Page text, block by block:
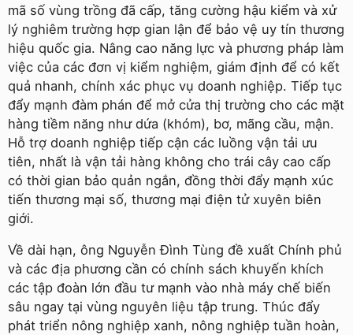
mã số vùng trồng đã cấp, tăng cường hậu kiểm và xử
lý nghiêm trường hợp gian lận để bảo vệ uy tín thương
hiệu quốc gia. Nâng cao năng lực và phương pháp làm
việc của các đơn vị kiểm nghiệm, giám định để có kết
quả nhanh, chính xác phục vụ doanh nghiệp. Tiếp tục
đẩy mạnh đàm phán để mở cửa thị trường cho các mặt
hàng tiềm năng như dứa (khóm), bơ, mãng cầu, mận.
Hỗ trợ doanh nghiệp tiếp cận các luồng vận tải ưu
tiên, nhất là vận tải hàng không cho trái cây cao cấp
có thời gian bảo quản ngắn, đồng thời đẩy mạnh xúc
tiến thương mại số, thương mại điện tử xuyên biên
giới.
Về dài hạn, ông Nguyễn Đình Tùng đề xuất Chính phủ
và các địa phương cần có chính sách khuyến khích
các tập đoàn lớn đầu tư mạnh vào nhà máy chế biến
sâu ngay tại vùng nguyên liệu tập trung. Thúc đẩy
phát triển nông nghiệp xanh, nông nghiệp tuần hoàn,